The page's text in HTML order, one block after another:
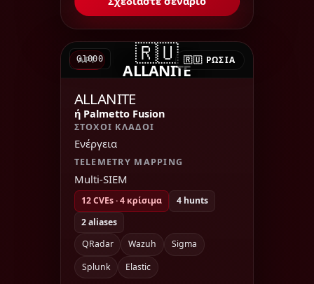
APT 🇷🇺 ΡΩΣΊΑ
🇷🇺
ALLANITE
G1000
ALLANITE
ή Palmetto Fusion
ΣΤΌΧΟΙ ΚΛΆΔΟΙ
Ενέργεια
TELEMETRY MAPPING
Multi-SIEM
12 CVEs · 4 κρίσιμα
4 hunts
2 aliases
QRadar
Wazuh
Sigma
Splunk
Elastic